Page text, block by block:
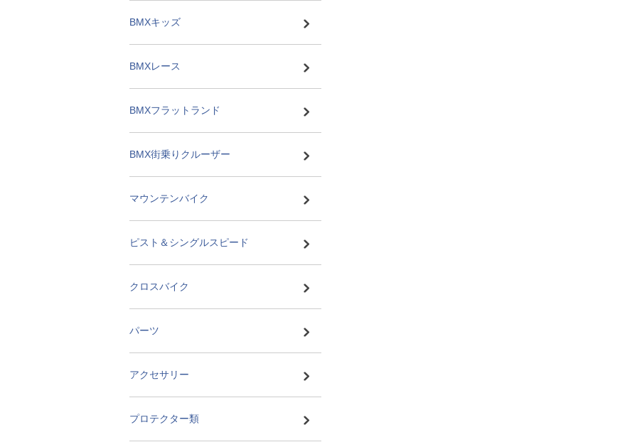
BMXキッズ
BMXレース
BMXフラットランド
BMX街乗りクルーザー
マウンテンバイク
ピスト＆シングルスピード
クロスバイク
パーツ
アクセサリー
プロテクター類